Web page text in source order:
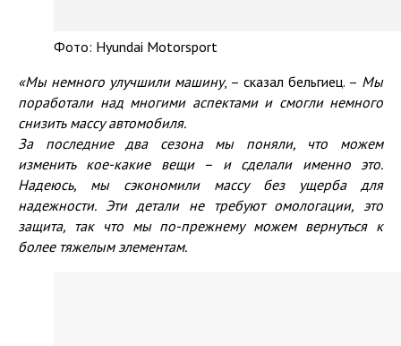
Фото: Hyundai Motorsport
«Мы немного улучшили машину, – сказал бельгиец. – Мы
поработали над многими аспектами и смогли немного
снизить массу автомобиля.
За последние два сезона мы поняли, что можем
изменить кое-какие вещи– и сделали именно это.
Надеюсь, мы сэкономили массу без ущерба для
надежности. Эти детали не требуют омологации, это
защита, так что мы по-прежнему можем вернуться к
более тяжелым элементам.